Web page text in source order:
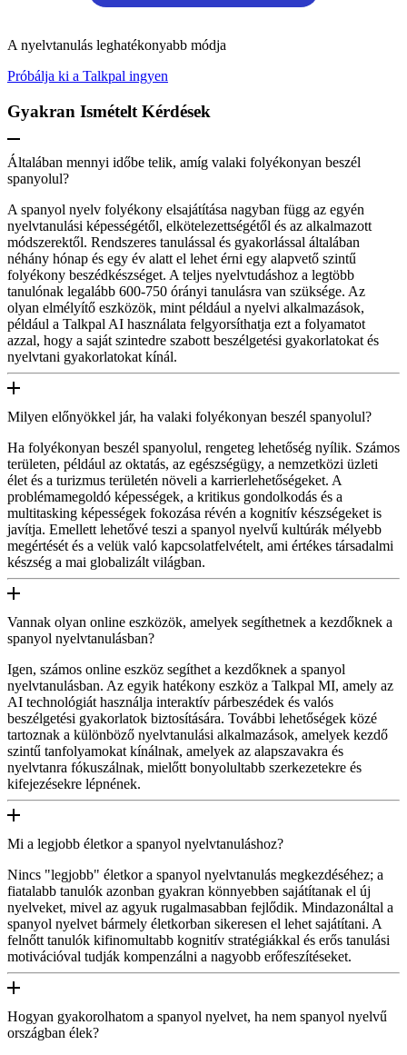
A nyelvtanulás leghatékonyabb módja
Próbálja ki a Talkpal ingyen
Gyakran Ismételt Kérdések
Általában mennyi időbe telik, amíg valaki folyékonyan beszél
spanyolul?
A spanyol nyelv folyékony elsajátítása nagyban függ az egyén
nyelvtanulási képességétől, elkötelezettségétől és az alkalmazott
módszerektől. Rendszeres tanulással és gyakorlással általában
néhány hónap és egy év alatt el lehet érni egy alapvető szintű
folyékony beszédkészséget. A teljes nyelvtudáshoz a legtöbb
tanulónak legalább 600-750 órányi tanulásra van szüksége. Az
olyan elmélyítő eszközök, mint például a nyelvi alkalmazások,
például a Talkpal AI használata felgyorsíthatja ezt a folyamatot
azzal, hogy a saját szintedre szabott beszélgetési gyakorlatokat és
nyelvtani gyakorlatokat kínál.
Milyen előnyökkel jár, ha valaki folyékonyan beszél spanyolul?
Ha folyékonyan beszél spanyolul, rengeteg lehetőség nyílik. Számos
területen, például az oktatás, az egészségügy, a nemzetközi üzleti
élet és a turizmus területén növeli a karrierlehetőségeket. A
problémamegoldó képességek, a kritikus gondolkodás és a
multitasking képességek fokozása révén a kognitív készségeket is
javítja. Emellett lehetővé teszi a spanyol nyelvű kultúrák mélyebb
megértését és a velük való kapcsolatfelvételt, ami értékes társadalmi
készség a mai globalizált világban.
Vannak olyan online eszközök, amelyek segíthetnek a kezdőknek a
spanyol nyelvtanulásban?
Igen, számos online eszköz segíthet a kezdőknek a spanyol
nyelvtanulásban. Az egyik hatékony eszköz a Talkpal MI, amely az
AI technológiát használja interaktív párbeszédek és valós
beszélgetési gyakorlatok biztosítására. További lehetőségek közé
tartoznak a különböző nyelvtanulási alkalmazások, amelyek kezdő
szintű tanfolyamokat kínálnak, amelyek az alapszavakra és
nyelvtanra fókuszálnak, mielőtt bonyolultabb szerkezetekre és
kifejezésekre lépnének.
Mi a legjobb életkor a spanyol nyelvtanuláshoz?
Nincs "legjobb" életkor a spanyol nyelvtanulás megkezdéséhez; a
fiatalabb tanulók azonban gyakran könnyebben sajátítanak el új
nyelveket, mivel az agyuk rugalmasabban fejlődik. Mindazonáltal a
spanyol nyelvet bármely életkorban sikeresen el lehet sajátítani. A
felnőtt tanulók kifinomultabb kognitív stratégiákkal és erős tanulási
motivációval tudják kompenzálni a nagyobb erőfeszítéseket.
Hogyan gyakorolhatom a spanyol nyelvet, ha nem spanyol nyelvű
országban élek?